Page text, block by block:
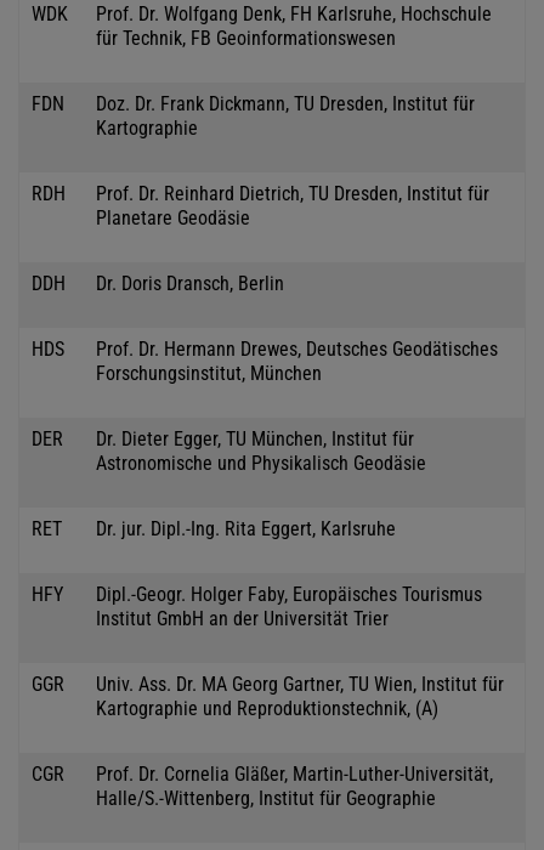
WDK
Prof. Dr. Wolfgang Denk, FH Karlsruhe, Hochschule
für Technik, FB Geoinformationswesen
FDN
Doz. Dr. Frank Dickmann, TU Dresden, Institut für
Kartographie
RDH
Prof. Dr. Reinhard Dietrich, TU Dresden, Institut für
Planetare Geodäsie
DDH Dr. Doris Dransch, Berlin
HDS
Prof. Dr. Hermann Drewes, Deutsches Geodätisches
Forschungsinstitut, München
DER
Dr. Dieter Egger, TU München, Institut für
Astronomische und Physikalisch Geodäsie
RET Dr. jur. Dipl.-Ing. Rita Eggert, Karlsruhe
HFY
Dipl.-Geogr. Holger Faby, Europäisches Tourismus
Institut GmbH an der Universität Trier
GGR
Univ. Ass. Dr. MA Georg Gartner, TU Wien, Institut für
Kartographie und Reproduktionstechnik, (A)
CGR
Prof. Dr. Cornelia Gläßer, Martin-Luther-Universität,
Halle/S.-Wittenberg, Institut für Geographie